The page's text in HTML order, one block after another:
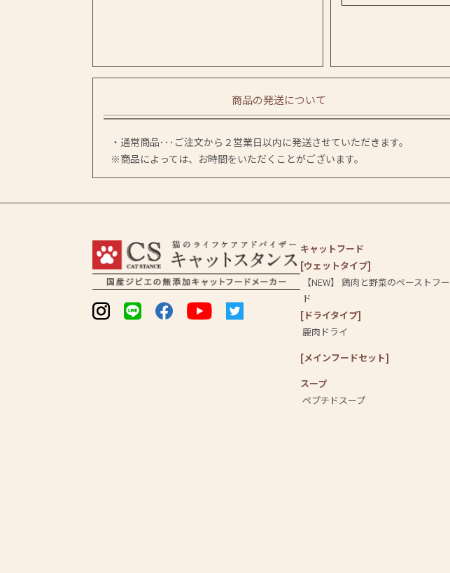
商品の発送について
・通常商品･･･ご注文から２営業日以内に発送させていただきます。
※商品によっては、お時間をいただくことがございます。
キャットフード
[ウェットタイプ]
【NEW】 鶏肉と野菜のペーストフー
ド
[ドライタイプ]
鹿肉ドライ
[メインフードセット]
スープ
ペプチドスープ